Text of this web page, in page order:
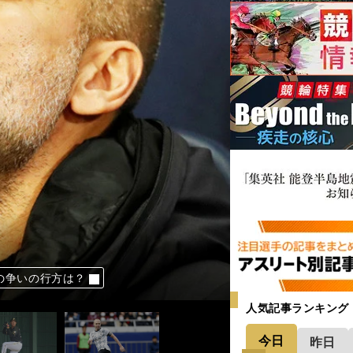
いの行方は？
ズが描く未来
」をフル出場で払拭
けど「嫌になる」
戸に何が必要か
人気記事ランキング
今日 昨日